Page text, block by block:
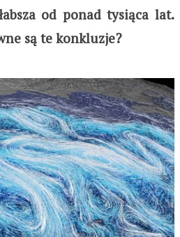
od ponad tysiąca lat.
są te konkluzje?